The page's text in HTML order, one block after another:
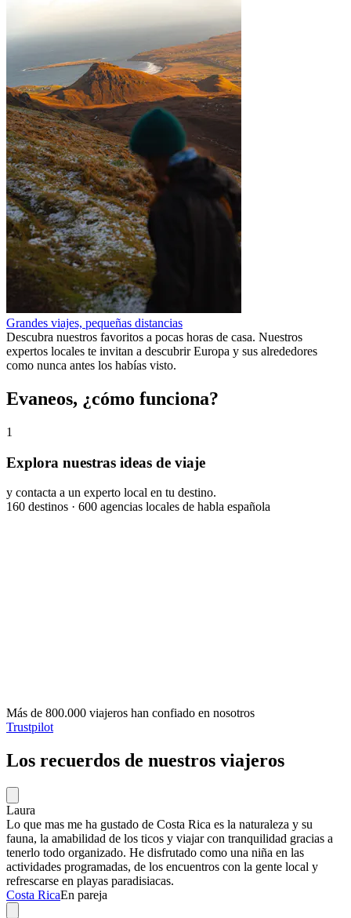
Grandes viajes, pequeñas distancias
Descubra nuestros favoritos a pocas horas de casa. Nuestros
expertos locales te invitan a descubrir Europa y sus alrededores
como nunca antes los habías visto.
Evaneos, ¿cómo funciona?
1
Explora nuestras ideas de viaje
y contacta a un experto local en tu destino.
160 destinos · 600 agencias locales de habla española
Más de 800.000 viajeros han confiado en nosotros
Trustpilot
Los recuerdos de nuestros viajeros
Laura
Lo que mas me ha gustado de Costa Rica es la naturaleza y su
fauna, la amabilidad de los ticos y viajar con tranquilidad gracias a
tenerlo todo organizado. He disfrutado como una niña en las
actividades programadas, de los encuentros con la gente local y
refrescarse en playas paradisiacas.
Costa RicaEn pareja